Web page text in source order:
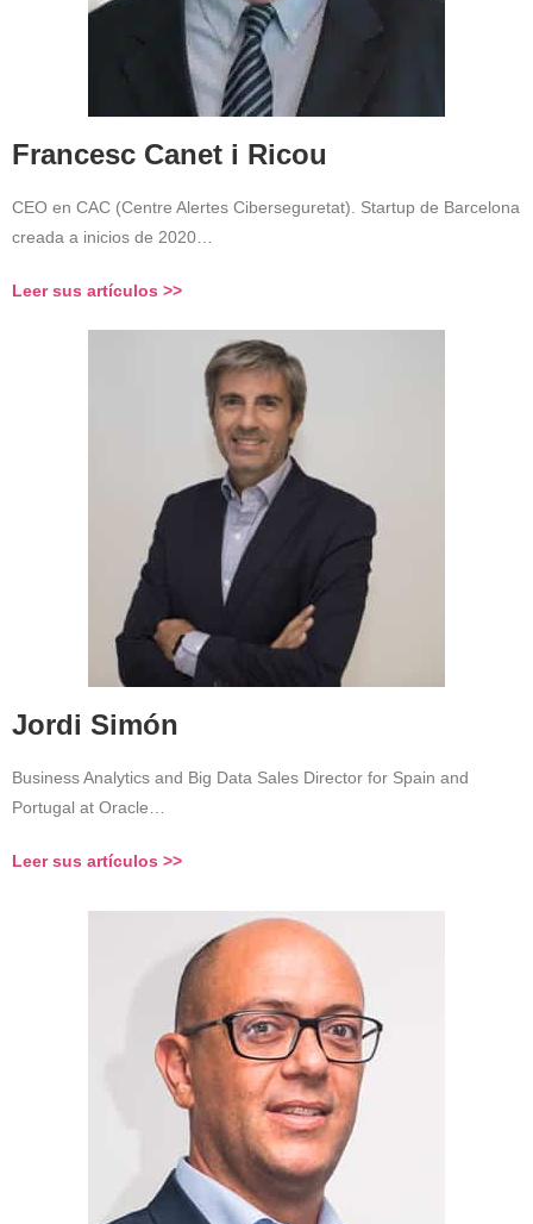
Francesc Canet i Ricou
CEO en CAC (Centre Alertes Ciberseguretat). Startup de Barcelona
creada a inicios de 2020…
Leer sus artículos >>
Jordi Simón
Business Analytics and Big Data Sales Director for Spain and
Portugal at Oracle…
Leer sus artículos >>